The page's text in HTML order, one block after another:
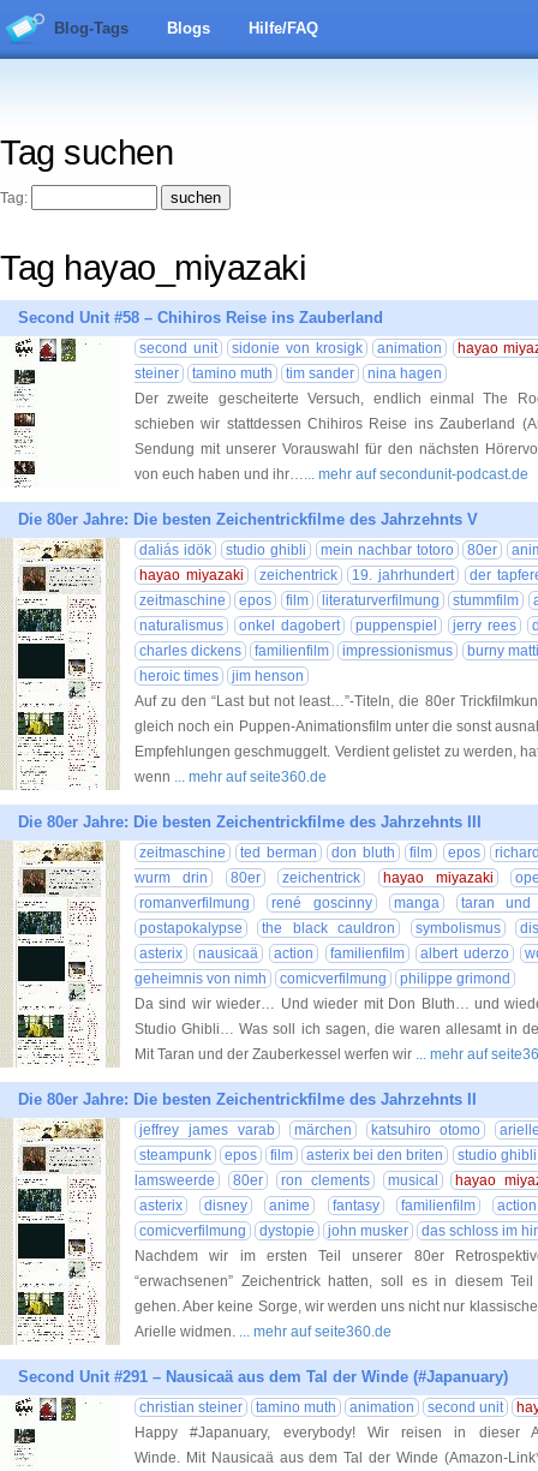
Blog-Tags Blogs Hilfe/FAQ
Tag suchen
Tag:
Tag hayao_miyazaki
Second Unit #58 – Chihiros Reise ins Zauberland
second unit sidonie von krosigk animation
hayao
steiner
tamino muth tim sander
nina hagen
Der zweite gescheiterte Versuch, endlich einmal The
schieben wir stattdessen Chihiros Reise ins Zauberland
Sendung mit unserer Vorauswahl für den nächsten
von euch haben und ihr…... mehr auf secondunit-podcast.de
Die 80er Jahre: Die besten Zeichentrickfilme des Jahrzehnts V
daliás idök studio ghibli mein nachbar totoro 80er
hayao miyazaki
zeichentrick 19. jahrhundert
der
zeitmaschine
epos film literaturverfilmung stummfilm
naturalismus
onkel dagobert puppenspiel jerry rees
charles dickens
familienfilm impressionismus
burny
heroic times
jim henson
Auf zu den “Last but not least…”-Titeln, die 80er
gleich noch ein Puppen-Animationsfilm unter die sonst
Empfehlungen geschmuggelt. Verdient gelistet zu werden,
wenn ... mehr auf seite360.de
Die 80er Jahre: Die besten Zeichentrickfilme des Jahrzehnts III
zeitmaschine ted berman don bluth film epos
wurm drin
80er zeichentrick hayao miyazaki
romanverfilmung
rené goscinny manga
taran und
postapokalypse
the black cauldron symbolismus
asterix
nausicaä action familienfilm albert uderzo
geheimnis von nimh
comicverfilmung
philippe grimond
Da sind wir wieder… Und wieder mit Don Bluth… und
Studio Ghibli… Was soll ich sagen, die waren allesamt in
Mit Taran und der Zauberkessel werfen wir ... mehr auf
Die 80er Jahre: Die besten Zeichentrickfilme des Jahrzehnts II
jeffrey james varab märchen katsuhiro otomo
steampunk
epos film asterix bei den briten
studio ghibli
lamsweerde
80er ron clements musical
hayao
asterix
disney anime fantasy familienfilm
action
comicverfilmung
dystopie john musker
das schloss im
Nachdem wir im ersten Teil unserer 80er
“erwachsenen” Zeichentrick hatten, soll es in diesem
gehen. Aber keine Sorge, wir werden uns nicht nur
Arielle widmen. ... mehr auf seite360.de
Second Unit #291 – Nausicaä aus dem Tal der Winde (#Japanuary)
christian steiner tamino muth animation second unit
Happy #Japanuary, everybody! Wir reisen in dieser
Winde. Mit Nausicaä aus dem Tal der Winde (Amazon-